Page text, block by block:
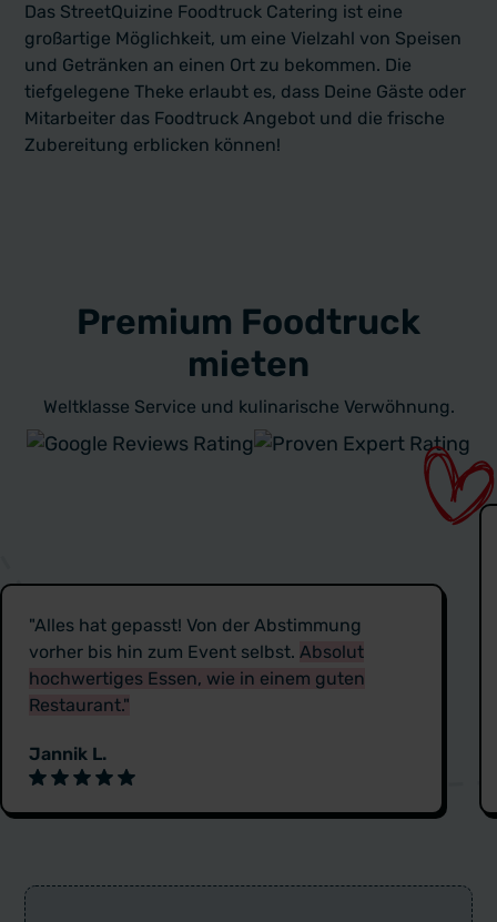
Das StreetQuizine Foodtruck Catering ist eine
großartige Möglichkeit, um eine Vielzahl von Speisen
und Getränken an einen Ort zu bekommen. Die
tiefgelegene Theke erlaubt es, dass Deine Gäste oder
Mitarbeiter das Foodtruck Angebot und die frische
Zubereitung erblicken können!
Premium Foodtruck
mieten
Weltklasse Service und kulinarische Verwöhnung.
"Alles hat gepasst! Von der Abstimmung
vorher bis hin zum Event selbst. Absolut
hochwertiges Essen, wie in einem guten
Restaurant."
Jannik L.